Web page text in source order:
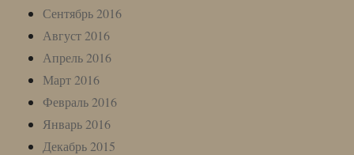
Сентябрь 2016
Август 2016
Апрель 2016
Март 2016
Февраль 2016
Январь 2016
Декабрь 2015